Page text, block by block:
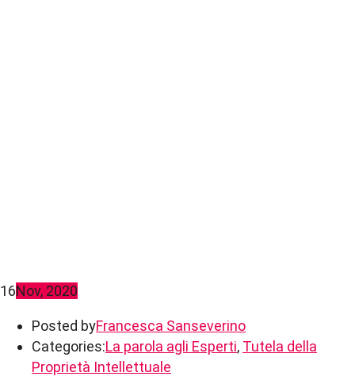
16Nov, 2020
Posted byFrancesca Sanseverino
Categories:La parola agli Esperti, Tutela della
Proprietà Intellettuale